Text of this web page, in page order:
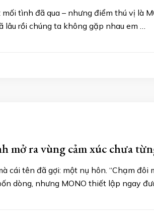
tình đã qua – nhưng điểm thú vị là
lâu rồi chúng ta không gặp nhau em …
ra vùng cảm xúc chưa
cái tên đã gợi: một nụ hôn. “Chạm
dòng, nhưng MONO thiết lập ngay